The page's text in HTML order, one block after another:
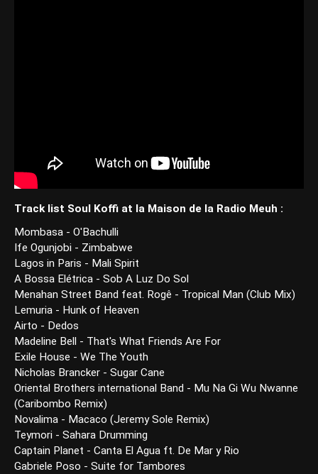
Track list Soul Koffi at la Maison de la Radio Meuh :
Mombasa - O'Bachulli
Ife Ogunjobi - Zimbabwe
Lagos in Paris - Mali Spirit
A Bossa Elétrica - Sob A Luz Do Sol
Menahan Street Band feat. Rogê - Tropical Man (Club Mix)
Lemuria - Hunk of Heaven
Airto - Dedos
Madeline Bell - That's What Friends Are For
Exile House - We The Youth
Nicholas Brancker - Sugar Cane
Oriental Brothers international Band - Mu Na Gi Wu Nwanne
(Caribombo Remix)
Novalima - Macaco (Jeremy Sole Remix)
Teymori - Sahara Drumming
Captain Planet - Canta El Agua ft. De Mar y Rio
Gabriele Poso - Suite for Tambores